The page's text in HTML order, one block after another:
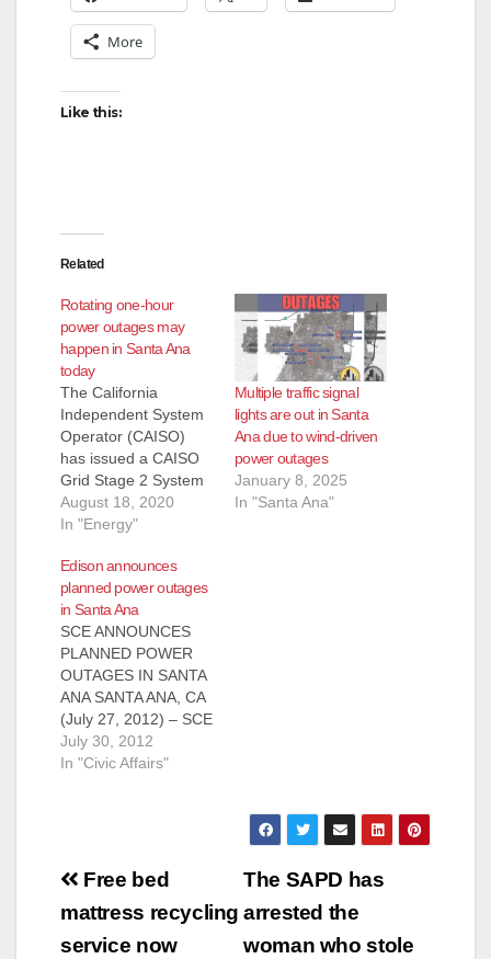
More
Like this:
Related
Rotating one-hour
power outages may
happen in Santa Ana
today
The California
Independent System
Operator (CAISO)
has issued a CAISO
Grid Stage 2 System
Emergency effective
today, Aug. 18, from 2
Due to the heat event
and demand on the
system, CAISO
advised it may move
into a Stage 3
Emergency later
today that would
result…
August 18, 2020
In "Energy"
Multiple traffic signal
lights are out in Santa
Ana due to wind-driven
power outages
January 8, 2025
In "Santa Ana"
Edison announces
planned power outages
in Santa Ana
SCE ANNOUNCES
PLANNED POWER
OUTAGES IN SANTA
ANA SANTA ANA, CA
(July 27, 2012) – SCE
notified the City of
Santa Ana that it will
perform this work
temporarily interrupt
electric service and
July 30, 2012
In "Civic Affairs"
Post
navigation
The SAPD has
arrested the
woman who stole
Free bed
mattress recycling
service now